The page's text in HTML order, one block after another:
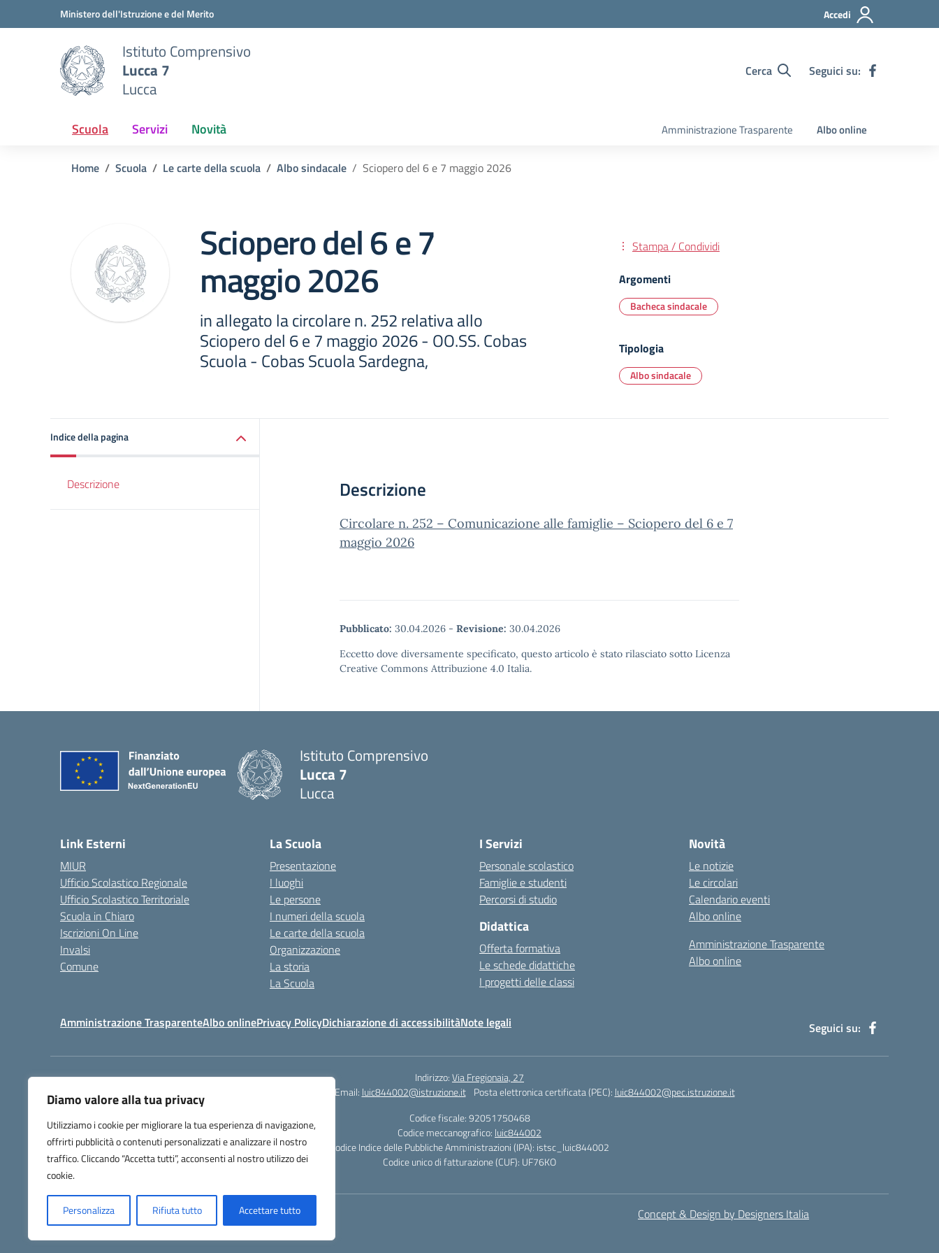
Diamo valore alla tua privacy
Utilizziamo i cookie per migliorare la tua esperienza di navigazione,
offrirti pubblicità o contenuti personalizzati e analizzare il nostro
traffico. Cliccando “Accetta tutti”, acconsenti al nostro utilizzo dei
cookie.
Personalizza Rifiuta tutto Accettare tutto
Vai ai contenuti
Vai al menu di navigazioneMinistero dell'Istruzione e del Merito Accedi
Istituto Comprensivo
Lucca 7
Lucca
Cerca Seguici su:
Scuola Servizi Novità Amministrazione Trasparente Albo online
Home Scuola Le carte della scuola Albo sindacale Sciopero del 6 e 7 maggio 2026
Sciopero del 6 e 7
maggio 2026
in allegato la circolare n. 252 relativa allo
Sciopero del 6 e 7 maggio 2026 - OO.SS. Cobas
Scuola - Cobas Scuola Sardegna,
Stampa / Condividi
Argomenti
Bacheca sindacale
Tipologia
Albo sindacale
Indice della pagina
Descrizione Descrizione
Circolare n. 252 – Comunicazione alle famiglie – Sciopero del 6 e 7
maggio 2026
Pubblicato: 30.04.2026 - Revisione: 30.04.2026
Eccetto dove diversamente specificato, questo articolo è stato rilasciato sotto Licenza
Creative Commons Attribuzione 4.0 Italia.
Istituto Comprensivo
Lucca 7
Lucca
Link Esterni
MIUR
Ufficio Scolastico Regionale
Ufficio Scolastico Territoriale
Scuola in Chiaro
Iscrizioni On Line
Invalsi
Comune
La Scuola
Presentazione
I luoghi
Le persone
I numeri della scuola
Le carte della scuola
Organizzazione
La storia
La Scuola
I Servizi
Personale scolastico
Famiglie e studenti
Percorsi di studio
Didattica
Offerta formativa
Le schede didattiche
I progetti delle classi
Novità
Le notizie
Le circolari
Calendario eventi
Albo online
Amministrazione Trasparente
Albo online
Amministrazione TrasparenteAlbo onlinePrivacy PolicyDichiarazione di accessibilitàNote legali Seguici su:
Indirizzo:Via Fregionaia, 27
Email: luic844002@istruzione.it Posta elettronica certificata (PEC): luic844002@pec.istruzione.it
Codice fiscale: 92051750468
Codice meccanografico: luic844002
Codice Indice delle Pubbliche Amministrazioni (IPA): istsc_luic844002
Codice unico di fatturazione (CUF): UF76KO
Concept & Design by Designers Italia